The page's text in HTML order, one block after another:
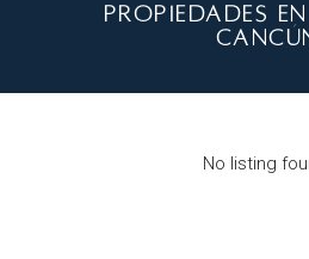
Propiedades
No listing